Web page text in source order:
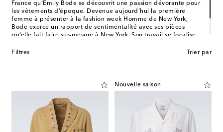
France qu’Emily Bode se découvrit une passion dévorante pour
les vêtements d’époque. Devenue aujourd’hui la première
femme à présenter à la fashion week Homme de New York,
Bode exerce un rapport de sentimentalité avec ses pièces
qu’elle fait faire sur-mesure à New York. Son travail se focalise
matières destinées à la perte. En résulte un workwear moderne
Filtres Trier par
Nouvelle saison